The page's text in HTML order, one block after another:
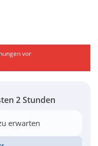
vor
2 Stunden
erwarten